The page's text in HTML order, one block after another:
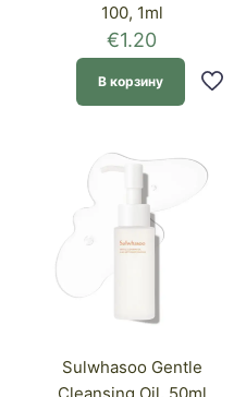
100, 1ml
€1.20
В корзину
Sulwhasoo Gentle